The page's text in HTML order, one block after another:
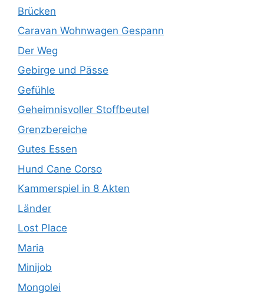
Brücken
Caravan Wohnwagen Gespann
Der Weg
Gebirge und Pässe
Gefühle
Geheimnisvoller Stoffbeutel
Grenzbereiche
Gutes Essen
Hund Cane Corso
Kammerspiel in 8 Akten
Länder
Lost Place
Maria
Minijob
Mongolei